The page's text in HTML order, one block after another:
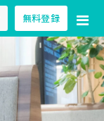
無料登録